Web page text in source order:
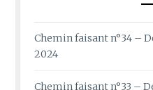
Chemin faisant n°34 –
2024
Chemin faisant n°33 –